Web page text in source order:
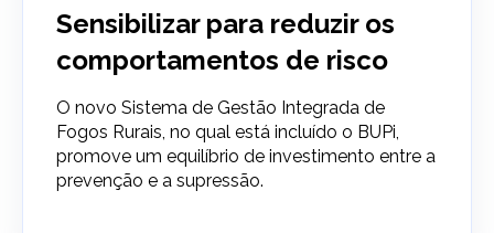
Sensibilizar para reduzir os
comportamentos de risco
O novo Sistema de Gestão Integrada de
Fogos Rurais, no qual está incluído o BUPi,
promove um equilíbrio de investimento entre a
prevenção e a supressão.